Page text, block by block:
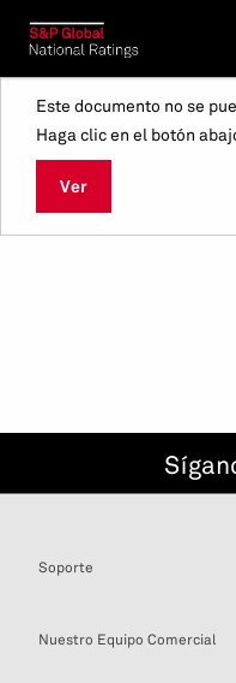
Este documento no se
Haga clic en el botón
Ver
Soporte
Nuestro Equipo Comercial